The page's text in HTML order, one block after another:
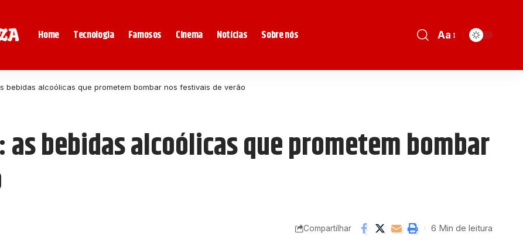
Home Tecnologia Famosos Cinema Notícias Sobre nós Aa
bebidas alcoólicas que prometem bombar nos festivais de verão
bebidas alcoólicas que prometem bombar
Compartilhar 6 Min de leitura